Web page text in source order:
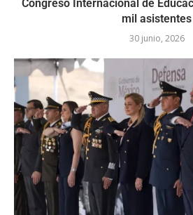
Congreso Internacional de
mil asistentes
30 junio, 2026